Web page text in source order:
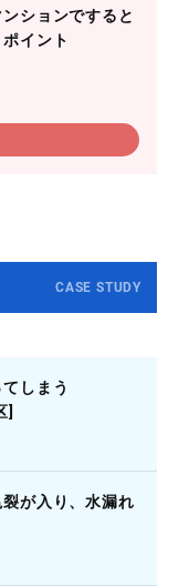
ションですると
イント
CASE STUDY
しまう
]
が入り、水漏れ